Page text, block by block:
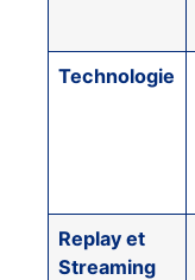
Technologie
Replay et
Streaming